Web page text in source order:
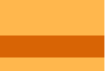
NHÂN LÀ AI? PHIỀN NÃO